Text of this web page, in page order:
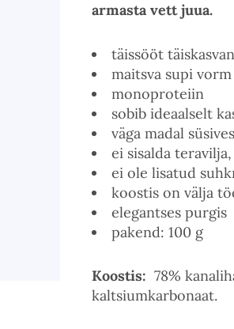
armasta vett juua.
täissööt
maitsva supi vorm
monoproteiin
sobib ideaalselt
väga madal
ei sisalda
ei ole lisatud
koostis on välja
elegantses purgis
pakend: 100 g
Koostis: 78%
kaltsiumkarbonaat.